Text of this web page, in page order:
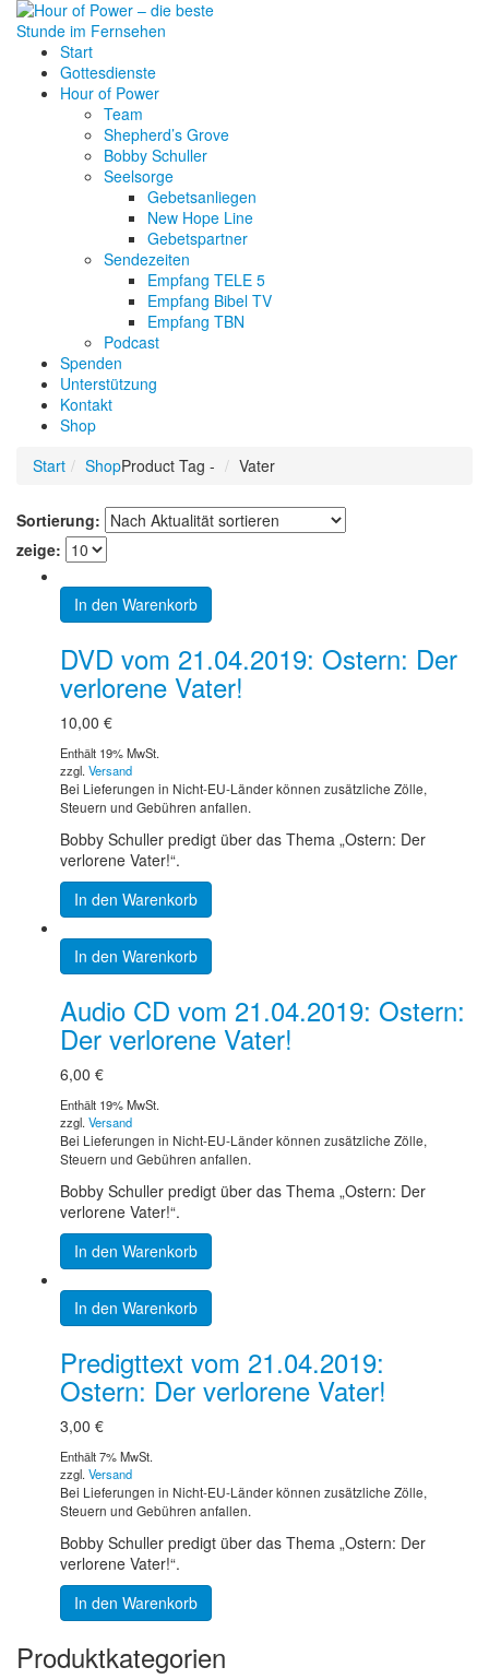
Start
Gottesdienste
Hour of Power
Team
Shepherd’s Grove
Bobby Schuller
Seelsorge
Gebetsanliegen
New Hope Line
Gebetspartner
Sendezeiten
Empfang TELE 5
Empfang Bibel TV
Empfang TBN
Podcast
Spenden
Unterstützung
Kontakt
Shop
Start
ShopProduct Tag - Vater
Sortierung:
zeige:
In den Warenkorb
DVD vom 21.04.2019: Ostern: Der
verlorene Vater!
10,00 €
Enthält 19% MwSt.
zzgl. Versand
Bei Lieferungen in Nicht-EU-Länder können zusätzliche Zölle,
Steuern und Gebühren anfallen.
Bobby Schuller predigt über das Thema „Ostern: Der
verlorene Vater!“.
In den Warenkorb
In den Warenkorb
Audio CD vom 21.04.2019: Ostern:
Der verlorene Vater!
6,00 €
Enthält 19% MwSt.
zzgl. Versand
Bei Lieferungen in Nicht-EU-Länder können zusätzliche Zölle,
Steuern und Gebühren anfallen.
Bobby Schuller predigt über das Thema „Ostern: Der
verlorene Vater!“.
In den Warenkorb
In den Warenkorb
Predigttext vom 21.04.2019:
Ostern: Der verlorene Vater!
3,00 €
Enthält 7% MwSt.
zzgl. Versand
Bei Lieferungen in Nicht-EU-Länder können zusätzliche Zölle,
Steuern und Gebühren anfallen.
Bobby Schuller predigt über das Thema „Ostern: Der
verlorene Vater!“.
In den Warenkorb
Produktkategorien